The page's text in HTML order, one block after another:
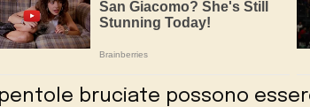
bruciate possono